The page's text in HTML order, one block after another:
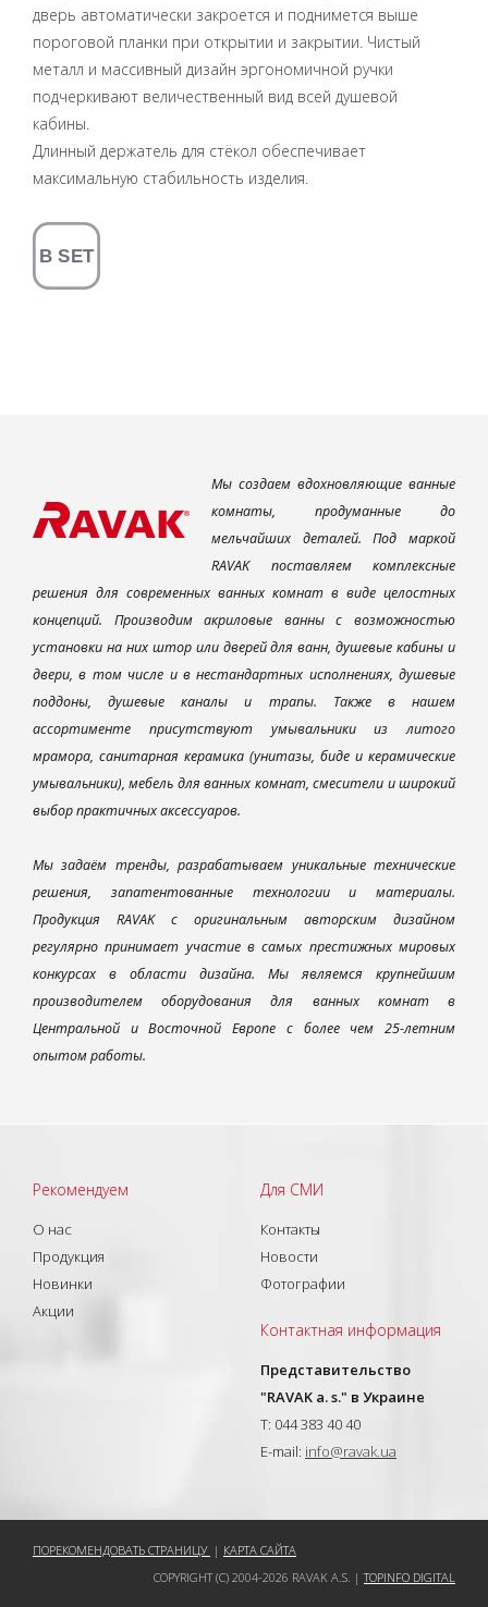
дверь автоматически закроется и поднимется выше
пороговой планки при открытии и закрытии. Чистый
металл и массивный дизайн эргономичной ручки
подчеркивают величественный вид всей душевой
кабины.
Длинный держатель для стёкол обеспечивает
максимальную стабильность изделия.
Мы создаем вдохновляющие ванные
комнаты, продуманные до
мельчайших деталей. Под маркой
RAVAK поставляем комплексные
решения для современных ванных комнат в виде целостных
концепций. Производим акриловые ванны с возможностью
установки на них штор или дверей для ванн, душевые кабины и
двери, в том числе и в нестандартных исполнениях, душевые
поддоны, душевые каналы и трапы. Также в нашем
ассортименте присутствуют умывальники из литого
мрамора, санитарная керамика (унитазы, биде и керамические
умывальники), мебель для ванных комнат, смесители и широкий
выбор практичных аксессуаров.
Мы задаём тренды, разрабатываем уникальные технические
решения, запатентованные технологии и материалы.
Продукция RAVAK с оригинальным авторским дизайном
регулярно принимает участие в самых престижных мировых
конкурсах в области дизайна. Мы являемся крупнейшим
производителем оборудования для ванных комнат в
Центральной и Восточной Европе с более чем 25-летним
опытом работы.
Рекомендуем
О нас
Продукция
Новинки
Акции
Для СМИ
Контакты
Новости
Фотографии
Контактная информация
Представительство
"RAVAK a. s." в Украине
T: 044 383 40 40
E-mail: info@ravak.ua
ПОРЕКОМЕНДОВАТЬ СТРАНИЦУ | КАРТА САЙТА
COPYRIGHT (C) 2004-2026 RAVAK A.S. |TOPINFO DIGITAL